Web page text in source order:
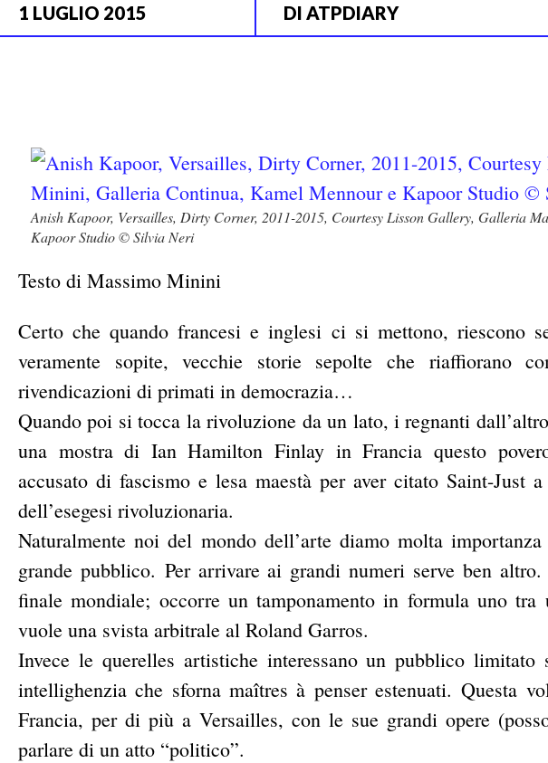
1 LUGLIO 2015 DI ATPDIARY
Anish Kapoor, Versailles, Dirty Corner, 2011-2015, Courtesy Lisson Gallery, Galleria
Kapoor Studio © Silvia Neri
Testo di Massimo Minini
Certo che quando francesi e inglesi ci si mettono, riescono
veramente sopite, vecchie storie sepolte che riaffiorano
rivendicazioni di primati in democrazia…
Quando poi si tocca la rivoluzione da un lato, i regnanti
una mostra di Ian Hamilton Finlay in Francia questo
accusato di fascismo e lesa maestà per aver citato Saint-Just
dell’esegesi rivoluzionaria.
Naturalmente noi del mondo dell’arte diamo molta
grande pubblico. Per arrivare ai grandi numeri serve ben
finale mondiale; occorre un tamponamento in formula uno
vuole una svista arbitrale al Roland Garros.
Invece le querelles artistiche interessano un pubblico
intellighenzia che sforna maîtres à penser estenuati. Questa
Francia, per di più a Versailles, con le sue grandi opere
parlare di un atto “politico”.